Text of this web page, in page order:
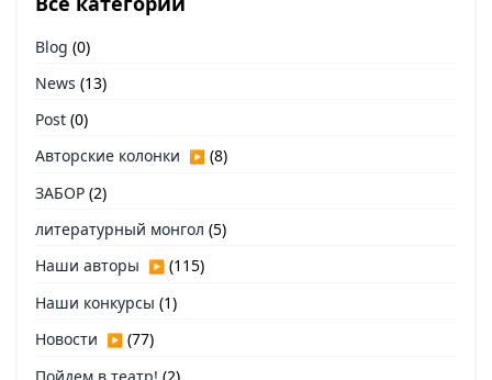
Blog (0)
News (13)
Post (0)
Авторские колонки ▶ (8)
ЗАБОР (2)
литературный монгол (5)
Наши авторы ▶ (115)
Наши конкурсы (1)
Новости ▶ (77)